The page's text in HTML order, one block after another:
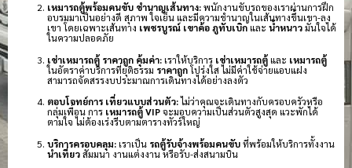
เหมารถตู้พร้อมคนขับ ชำนาญเส้นทาง:พนักงานขับรถของเราผ่านการฝึก
อบรมมาเป็นอย่างดี สุภาพ ใจเย็น และมีความชำนาญในเส้นทางขึ้นเขา-ลง
เขา โดยเฉพาะเส้นทาง เพชรบูรณ์ เขาค้อภูทับเบิกและ น้ำหนาวมั่นใจได้
ในความปลอดภัย
เช่าเหมารถตู้ ราคาถูก คุ้มค่า:เราให้บริการ เช่าเหมารถตู้และ เหมารถตู้
ในอัตราค่าบริการที่ยุติธรรม ราคาถูกโปร่งใส ไม่มีค่าใช้จ่ายแอบแฝง
สามารถจัดสรรงบประมาณการเดินทางได้อย่างลงตัว
ตอบโจทย์การ เที่ยวแบบส่วนตัว:ไม่ว่าคุณจะเดินทางกับครอบครัวหรือ
กลุ่มเพื่อน การ เหมารถตู้ VIPจะมอบความเป็นส่วนตัวสูงสุด แวะพักได้
ตามใจ ไม่ต้องเร่งรีบตามตารางทัวร์ใหญ่
บริการครอบคลุม:เราเป็น รถตู้รับจ้างพร้อมคนขับที่พร้อมให้บริการทั้งงาน
นำเที่ยวสัมมนา งานแต่งงาน หรือรับ-ส่งสนามบิน